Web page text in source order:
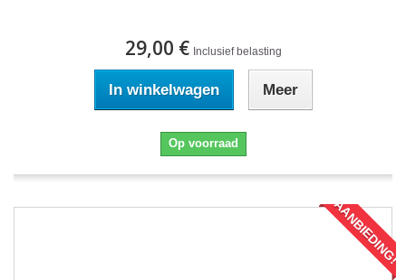
29,00 € Inclusief belasting
In winkelwagen Meer
Op voorraad
AANBIEDING!